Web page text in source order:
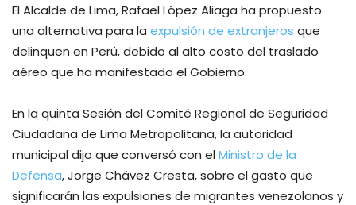
El Alcalde de Lima, Rafael López Aliaga ha propuesto
una alternativa para la expulsión de extranjeros que
delinquen en Perú, debido al alto costo del traslado
aéreo que ha manifestado el Gobierno.
En la quinta Sesión del Comité Regional de Seguridad
Ciudadana de Lima Metropolitana, la autoridad
municipal dijo que conversó con elMinistro de la
Defensa, Jorge Chávez Cresta, sobre el gasto que
significarán las expulsiones de migrantes venezolanos y